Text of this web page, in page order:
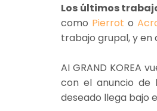
Los últimos
como Pierrot o
trabajo grupal, y en
AI GRAND KOREA
con el anuncio de
deseado llega bajo